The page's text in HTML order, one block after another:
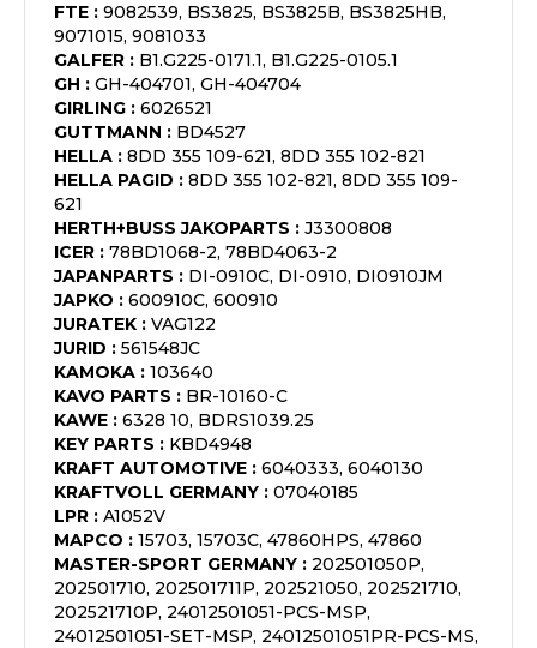
FTE : 9082539, BS3825, BS3825B, BS3825HB,
9071015, 9081033
GALFER : B1.G225-0171.1, B1.G225-0105.1
GH : GH-404701, GH-404704
GIRLING : 6026521
GUTTMANN : BD4527
HELLA : 8DD 355 109-621, 8DD 355 102-821
HELLA PAGID : 8DD 355 102-821, 8DD 355 109-
621
HERTH+BUSS JAKOPARTS : J3300808
ICER : 78BD1068-2, 78BD4063-2
JAPANPARTS : DI-0910C, DI-0910, DI0910JM
JAPKO : 600910C, 600910
JURATEK : VAG122
JURID : 561548JC
KAMOKA : 103640
KAVO PARTS : BR-10160-C
KAWE : 6328 10, BDRS1039.25
KEY PARTS : KBD4948
KRAFT AUTOMOTIVE : 6040333, 6040130
KRAFTVOLL GERMANY : 07040185
LPR : A1052V
MAPCO : 15703, 15703C, 47860HPS, 47860
MASTER-SPORT GERMANY : 202501050P,
202501710, 202501711P, 202521050, 202521710,
202521710P, 24012501051-PCS-MSP,
24012501051-SET-MSP, 24012501051PR-PCS-MS,